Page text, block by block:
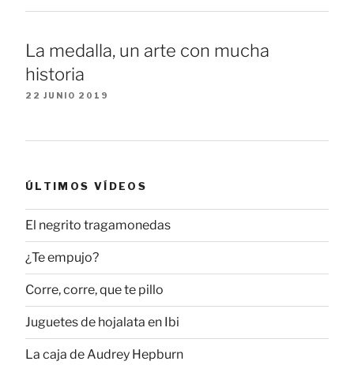
La medalla, un arte con mucha
historia
22 JUNIO 2019
ÚLTIMOS VÍDEOS
El negrito tragamonedas
¿Te empujo?
Corre, corre, que te pillo
Juguetes de hojalata en Ibi
La caja de Audrey Hepburn